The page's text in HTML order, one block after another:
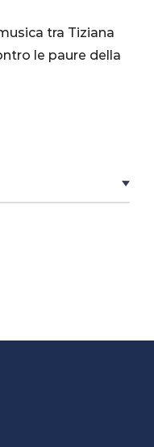
tra Tiziana
le paure della